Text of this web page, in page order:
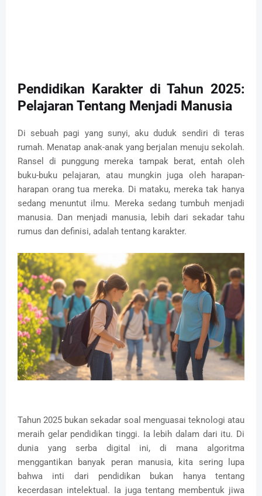
Pendidikan Karakter di Tahun 2025:
Pelajaran Tentang Menjadi Manusia
Di sebuah pagi yang sunyi, aku duduk sendiri di teras
rumah. Menatap anak-anak yang berjalan menuju sekolah.
Ransel di punggung mereka tampak berat, entah oleh
buku-buku pelajaran, atau mungkin juga oleh harapan-
harapan orang tua mereka. Di mataku, mereka tak hanya
sedang menuntut ilmu. Mereka sedang tumbuh menjadi
manusia. Dan menjadi manusia, lebih dari sekadar tahu
rumus dan definisi, adalah tentang karakter.
Tahun 2025 bukan sekadar soal menguasai teknologi atau
meraih gelar pendidikan tinggi. Ia lebih dalam dari itu. Di
dunia yang serba digital ini, di mana algoritma
menggantikan banyak peran manusia, kita sering lupa
bahwa inti dari pendidikan bukan hanya tentang
kecerdasan intelektual. Ia juga tentang membentuk jiwa